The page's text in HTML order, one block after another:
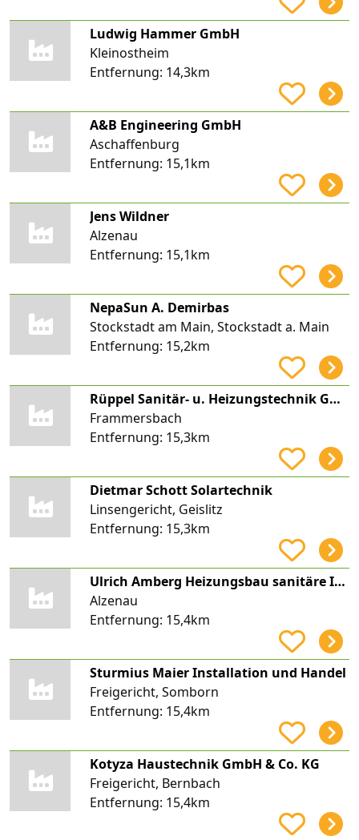
Ludwig Hammer GmbH
Kleinostheim
Entfernung: 14,3km
A&B Engineering GmbH
Aschaffenburg
Entfernung: 15,1km
Jens Wildner
Alzenau
Entfernung: 15,1km
NepaSun A. Demirbas
Stockstadt am Main, Stockstadt a. Main
Entfernung: 15,2km
Rüppel Sanitär- u. Heizungstechnik GmbH
Frammersbach
Entfernung: 15,3km
Dietmar Schott Solartechnik
Linsengericht, Geislitz
Entfernung: 15,3km
Ulrich Amberg Heizungsbau sanitäre Installation und Spenglerei
Alzenau
Entfernung: 15,4km
Sturmius Maier Installation und Handel
Freigericht, Somborn
Entfernung: 15,4km
Kotyza Haustechnik GmbH & Co. KG
Freigericht, Bernbach
Entfernung: 15,4km